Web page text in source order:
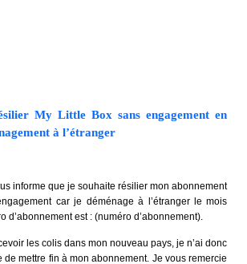
My Little Box sans engagement en
à l’étranger
informe que je souhaite résilier mon abonnement
car je déménage à l’étranger le mois
d’abonnement est : (numéro d’abonnement).
les colis dans mon nouveau pays, je n’ai donc
de mettre fin à mon abonnement. Je vous remercie